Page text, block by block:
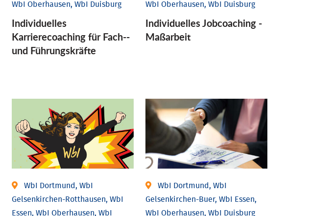
WbI Oberhausen, WbI Duisburg
Individu­elles
Karrierecoaching für Fach-­
und Führungs­kräfte
WbI Oberhausen, WbI Duisburg
Individu­elles Job­coaching -
Maßarbeit
WbI Dortmund, WbI
Gelsenkirchen-Rotthausen, WbI
Essen, WbI Oberhausen, WbI
WbI Dortmund, WbI
Gelsenkirchen-Buer, WbI Essen,
WbI Oberhausen, WbI Duisburg